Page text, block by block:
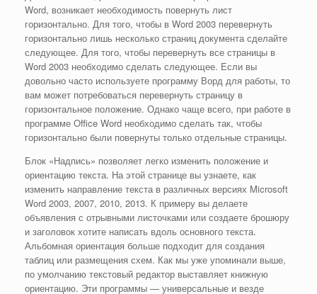
Word, возникает необходимость повернуть лист
горизонтально. Для того, чтобы в Word 2003 перевернуть
горизонтально лишь несколько страниц документа сделайте
следующее. Для того, чтобы перевернуть все страницы в
Word 2003 необходимо сделать следующее. Если вы
довольно часто используете программу Ворд для работы, то
вам может потребоваться перевернуть страницу в
горизонтальное положение. Однако чаще всего, при работе в
программе Office Word необходимо сделать так, чтобы
горизонтально были повернуты только отдельные страницы.
Блок «Надпись» позволяет легко изменить положение и
ориентацию текста. На этой странице вы узнаете, как
изменить направление текста в различных версиях Microsoft
Word 2003, 2007, 2010, 2013. К примеру вы делаете
объявления с отрывными листочками или создаете брошюру
и заголовок хотите написать вдоль основного текста.
Альбомная ориентация больше подходит для создания
таблиц или размещения схем. Как мы уже упоминали выше,
по умолчанию текстовый редактор выставляет книжную
ориентацию. Эти программы — универсальные и везде